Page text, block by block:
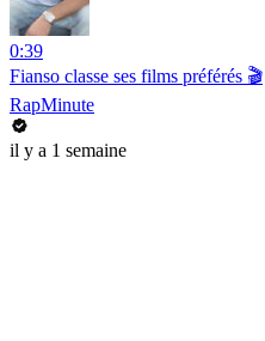
0:39
Fianso classe ses films préférés 🎬
RapMinute
il y a 1 semaine